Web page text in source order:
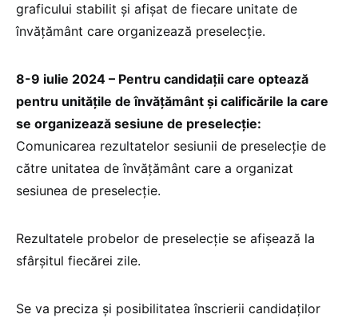
graficului stabilit și afișat de fiecare unitate de
învățământ care organizează preselecție.
8-9 iulie 2024 – Pentru candidații care optează
pentru unitățile de învățământ și calificările la care
se organizează sesiune de preselecție:
Comunicarea rezultatelor sesiunii de preselecție de
către unitatea de învățământ care a organizat
sesiunea de preselecție.
Rezultatele probelor de preselecție se afișează la
sfârșitul fiecărei zile.
Se va preciza și posibilitatea înscrierii candidaților